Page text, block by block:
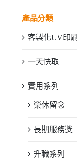
產品分類
客製化UV印刷
一天快取
實用系列
榮休留念
長期服務獎
升職系列